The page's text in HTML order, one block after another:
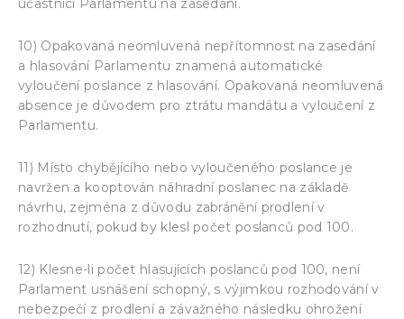
10) Opakovaná neomluvená nepřítomnost na zasedání
a hlasování Parlamentu znamená automatické
vyloučení poslance z hlasování. Opakovaná neomluvená
absence je důvodem pro ztrátu mandátu a vyloučení z
Parlamentu.
11) Místo chybějícího nebo vyloučeného poslance je
navržen a kooptován náhradní poslanec na základě
návrhu, zejména z důvodu zabránění prodlení v
rozhodnutí, pokud by klesl počet poslanců pod 100.
12) Klesne-li počet hlasujících poslanců pod 100, není
Parlament usnášení schopný, s výjimkou rozhodování v
nebezpečí z prodlení a závažného následku ohrožení